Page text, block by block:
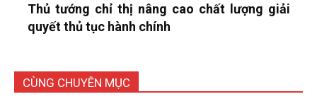
Thủ tướng chỉ thị nâng cao chất lượng giải
quyết thủ tục hành chính
CÙNG CHUYÊN MỤC